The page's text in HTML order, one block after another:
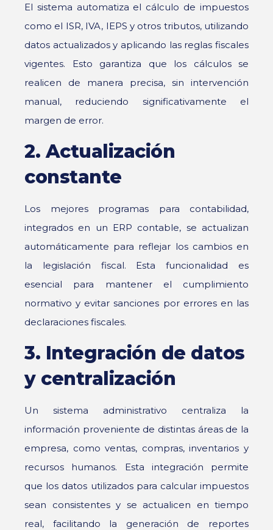
El sistema automatiza el cálculo de impuestos
como el ISR, IVA, IEPS y otros tributos, utilizando
datos actualizados y aplicando las reglas fiscales
vigentes. Esto garantiza que los cálculos se
realicen de manera precisa, sin intervención
manual, reduciendo significativamente el
margen de error.
2. Actualización
constante
Los mejores programas para contabilidad,
integrados en un ERP contable, se actualizan
automáticamente para reflejar los cambios en
la legislación fiscal. Esta funcionalidad es
esencial para mantener el cumplimiento
normativo y evitar sanciones por errores en las
declaraciones fiscales.
3. Integración de datos
y centralización
Un sistema administrativo centraliza la
información proveniente de distintas áreas de la
empresa, como ventas, compras, inventarios y
recursos humanos. Esta integración permite
que los datos utilizados para calcular impuestos
sean consistentes y se actualicen en tiempo
real, facilitando la generación de reportes